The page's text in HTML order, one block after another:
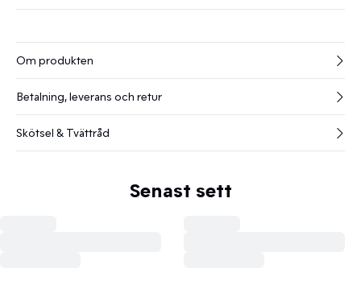
Om produkten
Betalning, leverans och retur
Skötsel & Tvättråd
Senast sett